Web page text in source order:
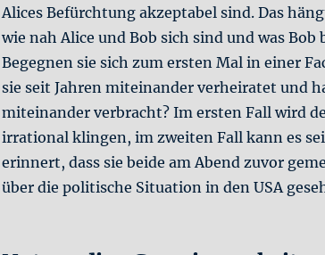
Alices Befürchtung akzeptabel sind. Das
wie nah Alice und Bob sich sind und was Bob
Begegnen sie sich zum ersten Mal in einer
sie seit Jahren miteinander verheiratet und
miteinander verbracht? Im ersten Fall wird
irrational klingen, im zweiten Fall kann es
erinnert, dass sie beide am Abend zuvor
über die politische Situation in den USA